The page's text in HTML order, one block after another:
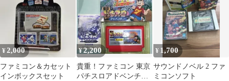
¥2,000
ファミコン＆カセット
インボックスセット
¥2,200
貴重！ファミコン 東京
パチスロアドベンチャ
¥ 1,700
サウンドノベル 2 ファ
ミコンソフト